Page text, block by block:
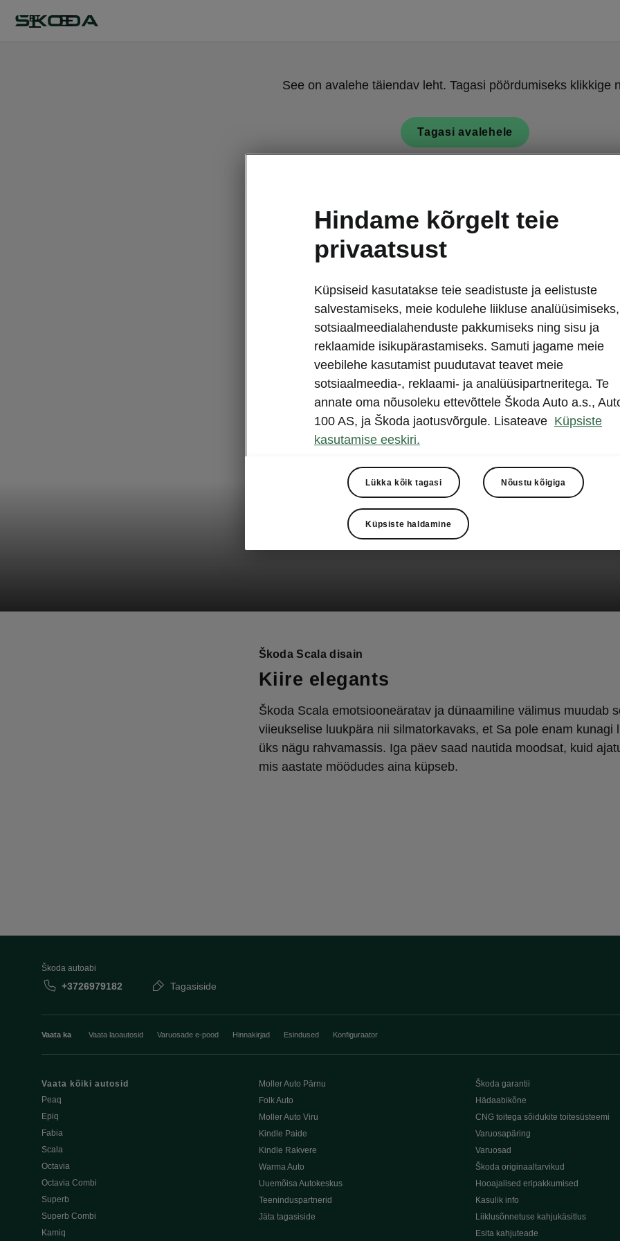
ET
See on avalehe täiendav leht. Tagasi pöördumiseks klikkige
Tagasi avalehele
Škoda Scala disain
Kiire elegants
Škoda Scala emotsiooneäratav ja dünaamiline välimus muudab
viieukselise luukpära nii silmatorkavaks, et Sa pole enam kunagi
üks nägu rahvamassis. Iga päev saad nautida moodsat, kuid
mis aastate möödudes aina küpseb.
Škoda autoabi
+3726979182 Tagasiside
Vaata ka Vaata laoautosid Varuosade e-pood Hinnakirjad Esindused Konfiguraator
Vaata kõiki autosid
Peaq
Epiq
Fabia
Scala
Octavia
Octavia Combi
Superb
Superb Combi
Kamiq
Moller Auto Pärnu
Folk Auto
Moller Auto Viru
Kindle Paide
Kindle Rakvere
Warma Auto
Uuemõisa Autokeskus
Teeninduspartnerid
Jäta tagasiside
Škoda garantii
Hädaabikõne
CNG toitega sõidukite toitesüsteemi
Varuosapäring
Varuosad
Škoda originaaltarvikud
Hooajalised eripakkumised
Kasulik info
Liiklusõnnetuse kahjukäsitlus
Esita kahjuteade
Hindame kõrgelt teie
privaatsust
Küpsiseid kasutatakse teie seadistuste ja eelistuste
salvestamiseks, meie kodulehe liikluse analüüsimiseks,
sotsiaalmeedialahenduste pakkumiseks ning sisu ja
reklaamide isikupärastamiseks. Samuti jagame meie
veebilehe kasutamist puudutavat teavet meie
sotsiaalmeedia-, reklaami- ja analüüsipartneritega. Te
annate oma nõusoleku ettevõttele Škoda Auto a.s.,
100 AS, ja Škoda jaotusvõrgule. Lisateave Küpsiste
kasutamise eeskiri.
Lükka kõik tagasi Nõustu kõigiga
Küpsiste haldamine